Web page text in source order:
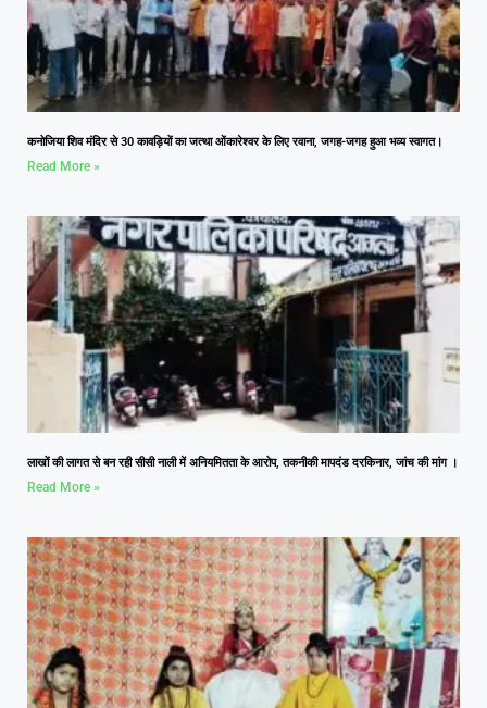
कनोजिया शिव मंदिर से 30 कावड़ियों का जत्था ओंकारेश्वर के लिए रवाना, जगह-जगह हुआ भव्य स्वागत।
Read More »
लाखों की लागत से बन रही सीसी नाली में अनियमितता के आरोप, तकनीकी मापदंड दरकिनार, जांच की मांग ।
Read More »